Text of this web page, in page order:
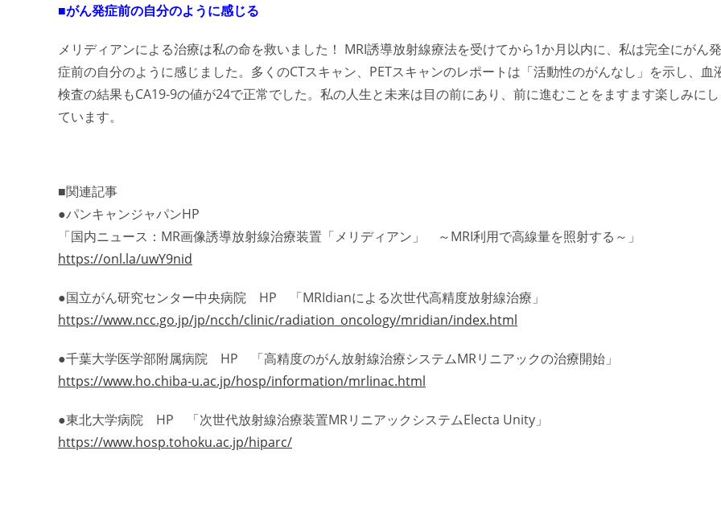
■がん発症前の自分のように感じる
メリディアンによる治療は私の命を救いました！ MRI誘導放射線療法を受けてから1か月以内に、私は完全にがん発
症前の自分のように感じました。多くのCTスキャン、PETスキャンのレポートは「活動性のがんなし」を示し、血
検査の結果もCA19-9の値が24で正常でした。私の人生と未来は目の前にあり、前に進むことをますます楽しみにし
ています。
■関連記事
●パンキャンジャパンHP
「国内ニュース：MR画像誘導放射線治療装置「メリディアン」 ～MRI利用で高線量を照射する～」
https://onl.la/uwY9nid
●国立がん研究センター中央病院 HP 「MRIdianによる次世代高精度放射線治療」
https://www.ncc.go.jp/jp/ncch/clinic/radiation_oncology/mridian/index.html
●千葉大学医学部附属病院 HP 「高精度のがん放射線治療システムMRリニアックの治療開始」
https://www.ho.chiba-u.ac.jp/hosp/information/mrlinac.html
●東北大学病院 HP 「次世代放射線治療装置MRリニアックシステムElecta Unity」
https://www.hosp.tohoku.ac.jp/hiparc/